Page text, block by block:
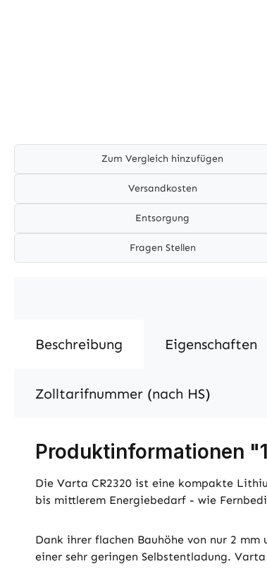
Zum Vergleich hinzufügen
Versandkosten
Entsorgung
Fragen Stellen
Beschreibung Eigenschaften
Zolltarifnummer (nach HS)
Produktinformationen
Die Varta CR2320 ist eine kompakte
bis mittlerem Energiebedarf - wie
Dank ihrer flachen Bauhöhe von nur 2
einer sehr geringen Selbstentladung.